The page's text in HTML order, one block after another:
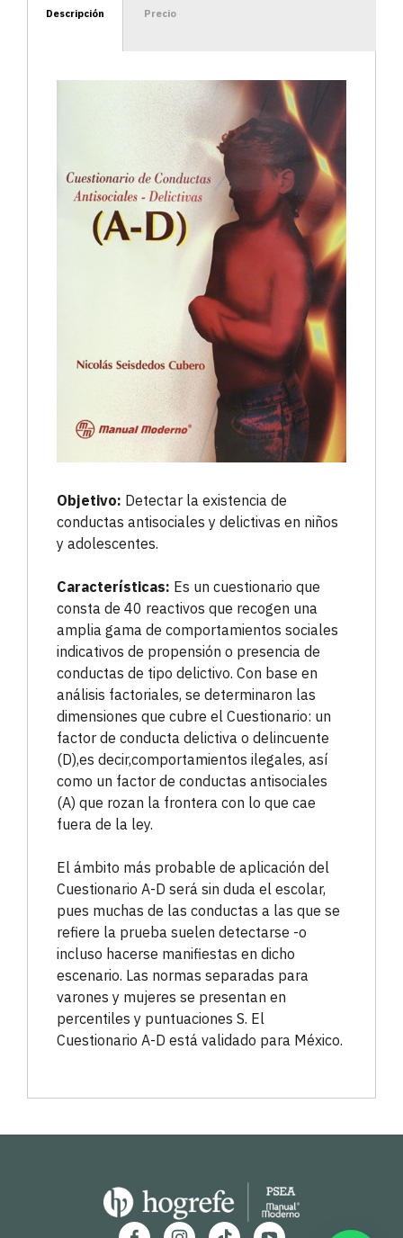
Descripción Precio
Objetivo: Detectar la existencia de
conductas antisociales y delictivas en niños
y adolescentes.
Características: Es un cuestionario que
consta de 40 reactivos que recogen una
amplia gama de comportamientos sociales
indicativos de propensión o presencia de
conductas de tipo delictivo. Con base en
análisis factoriales, se determinaron las
dimensiones que cubre el Cuestionario: un
factor de conducta delictiva o delincuente
(D),es decir,comportamientos ilegales, así
como un factor de conductas antisociales
(A) que rozan la frontera con lo que cae
fuera de la ley.
El ámbito más probable de aplicación del
Cuestionario A-D será sin duda el escolar,
pues muchas de las conductas a las que se
refiere la prueba suelen detectarse -o
incluso hacerse manifiestas en dicho
escenario. Las normas separadas para
varones y mujeres se presentan en
percentiles y puntuaciones S. El
Cuestionario A-D está validado para México.